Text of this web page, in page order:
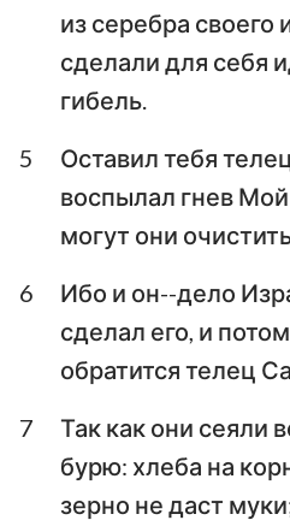
Михей
Аввакум
из серебра своего
сделали для себя
гибель.
5
Оставил тебя
воспылал гнев
могут они
6
Ибо и он--дело
сделал его, и
обратится телец
7
Так как они сеяли
бурю: хлеба на
зерно не даст